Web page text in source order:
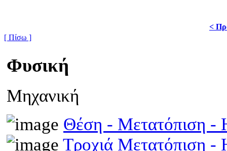
<
[ Πίσω ]
Φυσική
Μηχανική
Θέση - Μετατόπιση -
Τροχιά Μετατόπιση -